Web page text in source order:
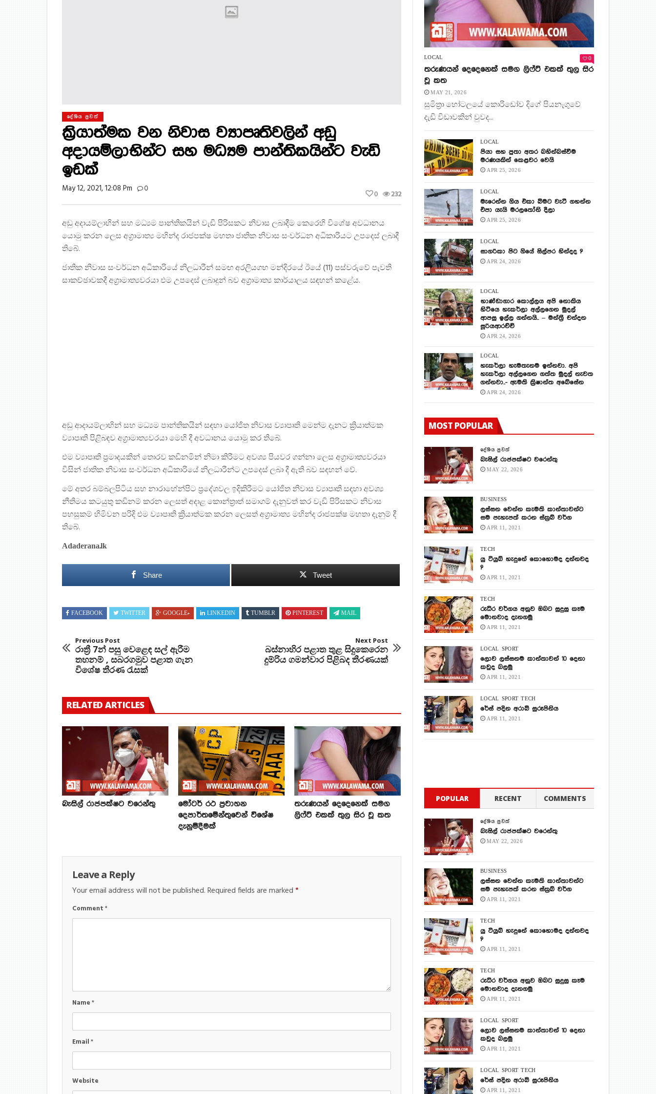
දේශිය පුවත්
ක්‍රියාත්මක වන නිවාස ව්‍යාපෘතිවලින් අඩු
අදායම්ලාභින්ට සහ මධ්‍යම පාන්තිකයින්ට වැඩි
ඉඩක්
May 12, 2021, 12:08 Pm 0 232
0
අඩු අදායම්ලාභින් සහ මධ්‍යම පාන්තිකයින් වැඩි පිරිසකට නිවාස ලබාදීම කෙරෙහි විශේෂ අවධානය
යොමු කරන ලෙස අග්‍රාමාත්‍ය මහින්ද රාජපක්ෂ මහතා ජාතික නිවාස සංවර්ධන අධිකාරියට උපදෙස් ලබාදී
තිබේ.
ජාතික නිවාස සංවර්ධන අධිකාරියේ නිලධාරීන් සමඟ අරලියගහ මන්දිරයේ ඊයේ (11) පස්වරුවේ පැවති
සාකච්ඡාවකදී අග්‍රාමාත්‍යවරයා එම උපදෙස් ලබාදුන් බව අග්‍රාමාත්‍ය කාර්යාලය සඳහන් කළේය.
අඩු ආදායම්ලාභින් සහ මධ්‍යම පාන්තිකයින් සඳහා යෝජිත නිවාස ව්‍යාපෘති මෙන්ම දැනට ක්‍රියාත්මක
ව්‍යාපෘති පිළිබඳව අග්‍රාමාත්‍යවරයා මෙහි දී අවධානය යොමු කර තිබේ.
එම ව්‍යාපෘති ප්‍රමාදයකින් තොරව කඩිනමින් නිමා කිරීමට අවශ්‍ය පියවර ගන්නා ලෙස අග්‍රාමාත්‍යවරයා
විසින් ජාතික නිවාස සංවර්ධන අධිකාරියේ නිලධාරීන්ට උපදෙස් ලබා දී ඇති බව සඳහන් වේ.
මේ අතර බම්බලපිටිය සහ නාරාහේන්පිට ප්‍රදේශවල ඉදිකිරීමට යෝජිත නිවාස ව්‍යාපෘති සඳහා අවශ්‍ය
නීතිමය කටයුතු කඩිනම් කරන ලෙසත් අදාළ කොන්ත්‍රාත් සමාගම් දැනුවත් කර වැඩි පිරිසකට නිවාස
පහසුකම් හිමිවන පරිදි එම ව්‍යාපෘති ක්‍රියාත්මක කරන ලෙසත් අග්‍රාමාත්‍ය මහින්ද රාජපක්ෂ මහතා දැනුම් දී
තිබේ.
Adaderana.lk
Share Tweet
FACEBOOK TWITTER GOOGLE+ LINKEDIN TUMBLR PINTEREST MAIL
Previous Post
රාත්‍රී 7න් පසු වෙළෙඳ සල් ඇරීම
තහනම් , සබරගමුව පළාත ගැන
විශේෂ තීරණ රැසක්
Next Post
බස්නාහිර පළාත තුළ සිදුකෙරෙන
දුම්රිය ගමන්වාර පිළිබද තීරණයක්
RELATED ARTICLES
බැසිල් රාජපක්ෂට වරෙන්තු
මෝටර් රථ ප්‍රවාහන
දෙපාර්තමේන්තුවෙන් විශේෂ
දැනුම්දීමක්
තරුණයන් දෙදෙනෙක් සමග
ලිෆ්ට් එකක් තුල සිර වූ කත
Leave a Reply
Your email address will not be published.Required fields are marked*
Comment*
Name*
Email*
Website
LOCAL 0
තරුණයන් දෙදෙනෙක් සමග ලිෆ්ට් එකක් තුල සිර
වූ කත
MAY 21, 2026
සුමිත්‍රා හෝටලයේ කොරිඩෝව දිගේ පියනැගුවේ
දැඩි විඩාවකින් වුවද...
LOCAL
පියා සහ පුතා අතර බහින්බස්වීම
මරණයකින් කෙළවර වෙයි
APR 25, 2026
LOCAL
මැරෙන්න ගිය එකා බිමට වැටී ගහන්න
එපා යැයි මරලතෝනි දීලා
APR 25, 2026
LOCAL
සාගරිකා පිට ගියේ සිල්පර හින්දද ?
APR 24, 2026
LOCAL
භාණ්ඩාගාර කොල්ලය අපි නොකිය
හිටියෙ හැකර්ලා අල්ලගෙන මුදල්
ආපසු ඉල්ල ගන්නයි.. – මන්ත්‍රී චන්දන
සූරියආරච්චි
APR 24, 2026
LOCAL
හැකර්ලා හැමතැනම ඉන්නවා. අපි
හැකර්ලා අල්ලගෙන ගත්ත මුදල් නැවත
ගන්නවා..- ඇමති ක්‍රිෂාන්ත අබේසේන
APR 24, 2026
MOST POPULAR
දේශිය පුවත්
බැසිල් රාජපක්ෂට වරෙන්තු
MAY 22, 2026
BUSINESS
ලස්සන වෙන්න කැමති කාන්තාවන්ට
සම පැහැපත් කරන ස්ක්‍රබ් වර්ග
APR 11, 2021
TECH
යු ටියුබ් හැදුනේ කොහොමද දන්නවද
?
APR 11, 2021
TECH
රුධිර වර්ගය අනුව ඔබට සුදුසු කෑම
මොනවාද දැනගමු
APR 11, 2021
LOCAL SPORT
ලොව ලස්සනම කාන්තාවන් 10 දෙනා
කවුද බලමු
APR 11, 2021
LOCAL SPORT TECH
රේස් පදින අරාබි සුරූපිනිය
APR 11, 2021
POPULAR RECENT COMMENTS
දේශිය පුවත්
බැසිල් රාජපක්ෂට වරෙන්තු
MAY 22, 2026
BUSINESS
ලස්සන වෙන්න කැමති කාන්තාවන්ට
සම පැහැපත් කරන ස්ක්‍රබ් වර්ග
APR 11, 2021
TECH
යු ටියුබ් හැදුනේ කොහොමද දන්නවද
?
APR 11, 2021
TECH
රුධිර වර්ගය අනුව ඔබට සුදුසු කෑම
මොනවාද දැනගමු
APR 11, 2021
LOCAL SPORT
ලොව ලස්සනම කාන්තාවන් 10 දෙනා
කවුද බලමු
APR 11, 2021
LOCAL SPORT TECH
රේස් පදින අරාබි සුරූපිනිය
APR 11, 2021